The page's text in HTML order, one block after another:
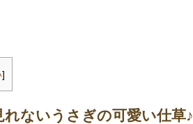
]
ないうさぎの可愛い仕草♪